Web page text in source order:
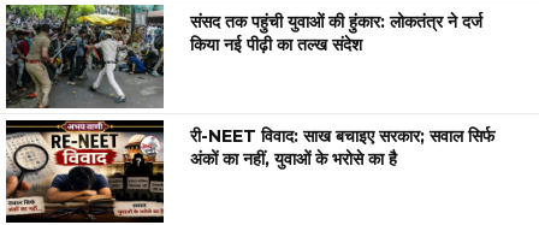
संसद तक पहुंची युवाओं की हुंकार: लोकतंत्र ने दर्ज
किया नई पीढ़ी का तल्ख संदेश
री-NEET विवाद: साख बचाइए सरकार; सवाल सिर्फ
अंकों का नहीं, युवाओं के भरोसे का है